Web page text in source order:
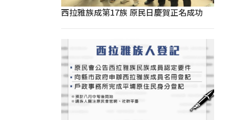
西拉雅族成第17族 原民日慶賀正名成功